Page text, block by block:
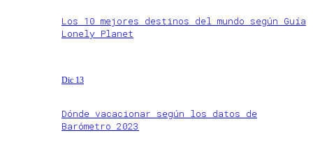
Los 10 mejores destinos del mundo según Guía
Lonely Planet
Dic 13
Dónde vacacionar según los datos de
Barómetro 2023